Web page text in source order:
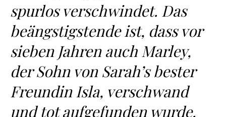
spurlos verschwindet. Das
beängstigstende ist, dass vor
sieben Jahren auch Marley,
der Sohn von Sarah’s bester
Freundin Isla, verschwand
und tot aufgefunden wurde.